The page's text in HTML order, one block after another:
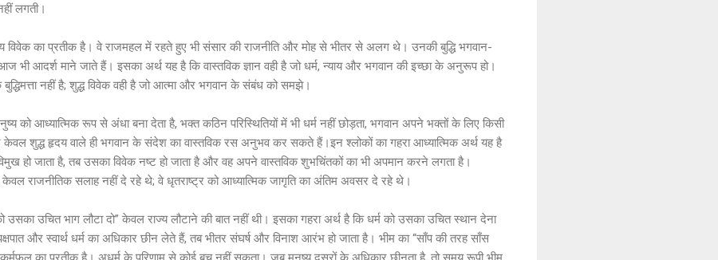
लगती।
विवेक का प्रतीक है। वे राजमहल में रहते हुए भी संसार की राजनीति और मोह से भीतर से अलग थे। उनकी बुद्धि भगवान-
भी आदर्श माने जाते हैं। इसका अर्थ यह है कि वास्तविक ज्ञान वही है जो धर्म, न्याय और भगवान की इच्छा के अनुरूप हो।
बुद्धिमत्ता नहीं है; शुद्ध विवेक वही है जो आत्मा और भगवान के संबंध को समझे।
को आध्यात्मिक रूप से अंधा बना देता है, भक्त कठिन परिस्थितियों में भी धर्म नहीं छोड़ता, भगवान अपने भक्तों के लिए किसी
केवल शुद्ध हृदय वाले ही भगवान के संदेश का वास्तविक रस अनुभव कर सकते हैं।इन श्लोकों का गहरा आध्यात्मिक अर्थ यह है
हो जाता है, तब उसका विवेक नष्ट हो जाता है और वह अपने वास्तविक शुभचिंतकों का भी अपमान करने लगता है।
राजनीतिक सलाह नहीं दे रहे थे; वे धृतराष्ट्र को आध्यात्मिक जागृति का अंतिम अवसर दे रहे थे।
उसका उचित भाग लौटा दो” केवल राज्य लौटाने की बात नहीं थी। इसका गहरा अर्थ है कि धर्म को उसका उचित स्थान देना
और स्वार्थ धर्म का अधिकार छीन लेते हैं, तब भीतर संघर्ष और विनाश आरंभ हो जाता है। भीम का “साँप की तरह साँस